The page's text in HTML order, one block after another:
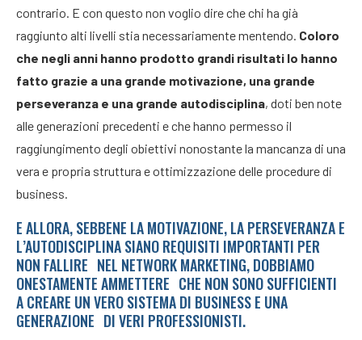
contrario. E con questo non voglio dire che chi ha già
raggiunto alti livelli stia necessariamente mentendo. Coloro
che negli anni hanno prodotto grandi risultati lo hanno
fatto grazie a una grande motivazione, una grande
perseveranza e una grande autodisciplina, doti ben note
alle generazioni precedenti e che hanno permesso il
raggiungimento degli obiettivi nonostante la mancanza di una
vera e propria struttura e ottimizzazione delle procedure di
business.
E ALLORA, SEBBENE LA MOTIVAZIONE, LA PERSEVERANZA E
L’AUTODISCIPLINA SIANO REQUISITI IMPORTANTI PER
NON FALLIRE NEL NETWORK MARKETING, DOBBIAMO
ONESTAMENTE AMMETTERE CHE NON SONO SUFFICIENTI
A CREARE UN VERO SISTEMA DI BUSINESS E UNA
GENERAZIONE DI VERI PROFESSIONISTI.